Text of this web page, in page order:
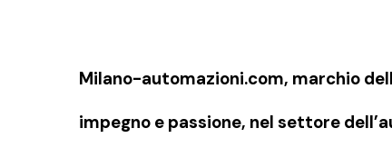
Milano-automazioni.com, marchio
impegno e passione, nel settore